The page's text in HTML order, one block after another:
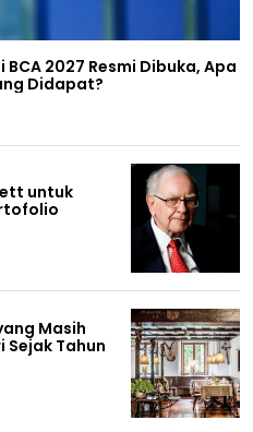
2027 Resmi Dibuka, Apa
Didapat?
untuk
Masih
Sejak Tahun